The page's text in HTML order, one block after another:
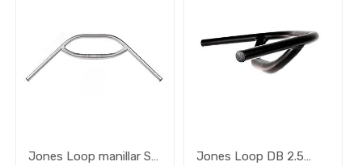
Accesorios
Recambios
Manillares
Jones Loop manillar SG
Jones Loop DB 2.5